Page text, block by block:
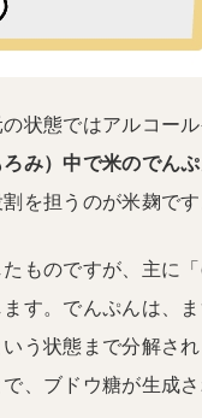
状態ではアルコー
み）中で米のでん
を担うのが米麹です
ものですが、主に
す。でんぷんは、
う状態まで分解さ
、ブドウ糖が生成さ